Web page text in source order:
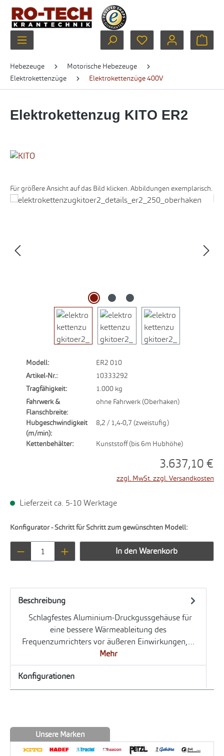
Zum Hauptinhalt springen
Du hast 0 Produkte
Hebezeuge
Motorische Hebezeuge
Elektrokettenzüge
Elektrokettenzüge 400V
Elektrokettenzug KITO ER2
Für größere Ansicht auf das Bild klicken. Abbildungen exemplarisch.
Bildergalerie überspringen
Modell:
ER2 010
Artikel-Nr.:
10333292
Tragfähigkeit:
1.000 kg
Fahrwerk &
Flanschbreite:
ohne Fahrwerk (Oberhaken)
Hubgeschwindigkeit
(m/min):
8,2 / 1,4-0,7 (zweistufig)
Kettenbehälter: Kunststoff (bis 6m Hubhöhe)
3.637,10 €
zzgl. MwSt. zzgl. Versandkosten
Lieferzeit ca. 5-10 Werktage
Konfigurator - Schritt für Schritt zum gewünschten Modell:
Produkt Anzahl: Gib den gewünschten
In den Warenkorb
Beschreibung
Schlagfestes Aluminium-Druckgussgehäuse für
eine bessere Wärmeableitung des
Frequenzumrichters vor äußeren Einwirkungen,…
Mehr
Konfigurationen
Unsere Marken